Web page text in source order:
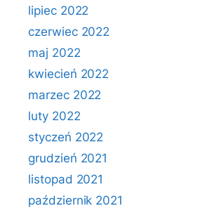
lipiec 2022
czerwiec 2022
maj 2022
kwiecień 2022
marzec 2022
luty 2022
styczeń 2022
grudzień 2021
listopad 2021
październik 2021